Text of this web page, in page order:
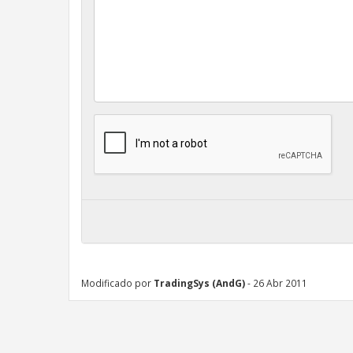
Modificado por TradingSys (AndG)- 26 Abr 2011